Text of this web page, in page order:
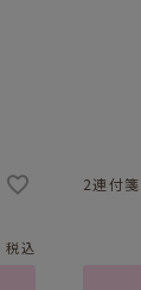
税込
2連付